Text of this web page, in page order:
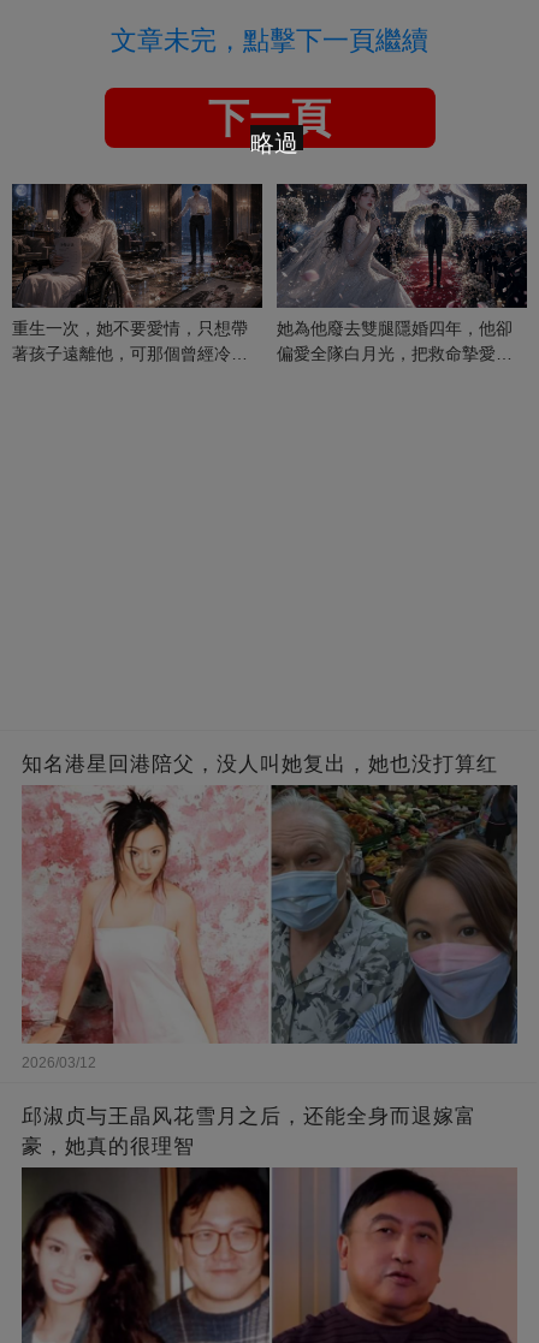
文章未完，點擊下一頁繼續
下一頁
重生一次，她不要愛情，只想帶
著孩子遠離他，可那個曾經冷漠
她為他廢去雙腿隱婚四年，他卻
偏愛全隊白月光，把救命摯愛當
知名港星回港陪父，没人叫她复出，她也没打算红
2026/03/12
邱淑贞与王晶风花雪月之后，还能全身而退嫁富
豪，她真的很理智
略過